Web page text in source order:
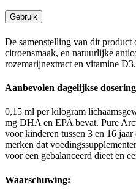
Gebruik
De samenstelling van dit
citroensmaak, en natuurlijke
rozemarijnextract en vitamine D3.
Aanbevolen dagelijkse
0,15 ml per kilogram
mg DHA en EPA bevat. Pure
voor kinderen tussen 3 en 16
merken dat
voor een gebalanceerd dieet en
Waarschuwing: